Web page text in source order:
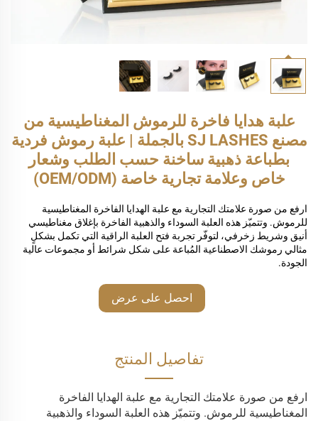
علبة هدايا فاخرة للرموش المغناطيسية من
مصنع SJ LASHES بالجملة | علبة رموش فردية
بطباعة ذهبية ساخنة حسب الطلب وشعار
خاص وعلامة تجارية خاصة (OEM/ODM)
ارفع من صورة علامتك التجارية مع علبة الهدايا الفاخرة المغناطيسية
للرموش. وتتميّز هذه العلبة السوداء والذهبية الفاخرة بإغلاق مغناطيسي
أنيق وشريط زخرفي، لتوفّر تجربة فتح العلبة الراقية التي تكمل بشكلٍ
مثالي رموشك الاصطناعية المُباعة على شكل شرائط أو مجموعات عالية
الجودة.
احصل على عرض
تفاصيل المنتج
ارفع من صورة علامتك التجارية مع علبة الهدايا الفاخرة
المغناطيسية للرموش. وتتميّز هذه العلبة السوداء والذهبية